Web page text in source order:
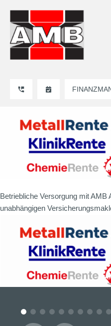
Betriebliche Versorgung mit AMB
unabhängigen